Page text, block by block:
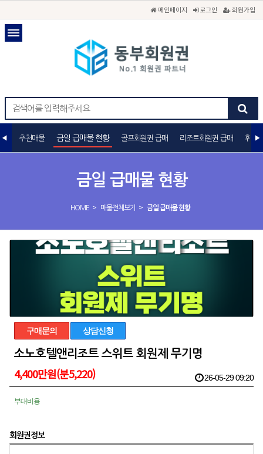
메인페이지 로그인 회원가입
금일 급매물 현황
HOME > 매물전체보기 > 금일 급매물 현황
추천매물 금일 급매물 현황 골프회원권 급매 리조트회원권 급매 휘트
구매문의 상담신청
소노호텔앤리조트 스위트 회원제 무기명
4,400만원(분5,220)
부대비용
26-05-29 09:20
회원권정보